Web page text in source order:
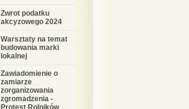
Zwrot podatku
akcyzowego 2024
Warsztaty na temat
budowania marki
lokalnej
Zawiadomienie o
zamiarze
zorganizowania
zgromadzenia -
Protest Rolników